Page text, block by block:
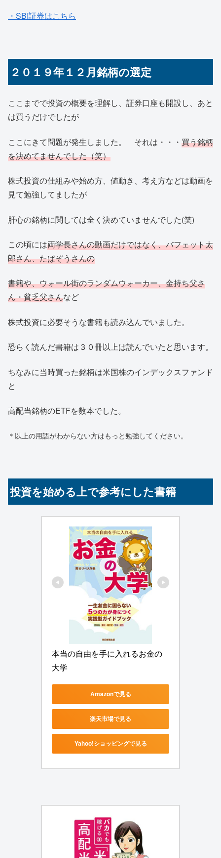
・SBI証券はこちら
２０１９年１２月銘柄の選定
ここまでで投資の概要を理解し、証券口座も開設し、あと
は買うだけでしたが
ここにきて問題が発生しました。 それは・・・ 買う銘柄
を決めてませんでした（笑）
株式投資の仕組みや始め方、値動き、考え方などは動画を
見て勉強してましたが
肝心の銘柄に関しては全く決めていませんでした(笑)
この頃には両学長さんの動画だけではなく、バフェット太
郎さん、たぱぞうさんの
書籍や、ウォール街のランダムウォーカー、金持ち父さ
ん・貧乏父さんなど
株式投資に必要そうな書籍も読み込んでいました。
恐らく読んだ書籍は３０冊以上は読んでいたと思います。
ちなみに当時買った銘柄は米国株のインデックスファンド
と
高配当銘柄のETFを数本でした。
＊以上の用語がわからない方はもっと勉強してください。
投資を始める上で参考にした書籍
本当の自由を手に入れるお金の
大学
Amazonで見る
楽天市場で見る
Yahoo!ショッピングで見る